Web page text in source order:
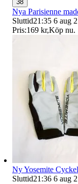
38
Nya Parisienne
Sluttid21:35 6 aug
Pris:169 kr,Köp nu.
Ny Yosemite
Sluttid21:36 6 aug